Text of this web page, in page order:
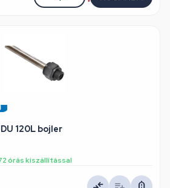
120L bojler
órás kiszállítással